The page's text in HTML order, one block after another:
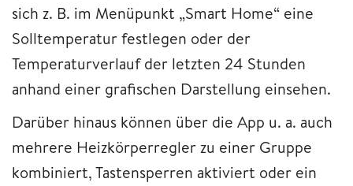
sich z. B. im Menüpunkt „Smart Home“ eine
Solltemperatur festlegen oder der
Temperaturverlauf der letzten 24 Stunden
anhand einer grafischen Darstellung einsehen.
Darüber hinaus können über die App u. a. auch
mehrere Heizkörperregler zu einer Gruppe
kombiniert, Tastensperren aktiviert oder ein